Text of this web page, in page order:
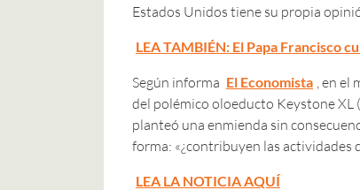
Estados Unidos tiene su propia
LEA TAMBIÉN: El Papa Francisco
Según informa El Economista , en
del polémico oloeducto Keystone XL
planteó una enmienda sin
forma: «¿contribuyen las actividades
LEA LA NOTICIA AQUÍ